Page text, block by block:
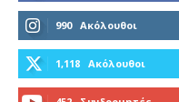
990 Ακόλουθοι
1,118 Ακόλουθοι